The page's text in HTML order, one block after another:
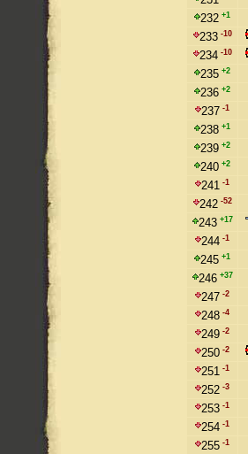
232 +1
233 -10
234 -10
235 +2
236 +2
237 -1
238 +1
239 +2
240 +2
241 -1
242 -52
243 +17
244 -1
245 +1
246 +37
247 -2
248 -4
249 -2
250 -2
251 -1
252 -3
253 -1
254 -1
255 -1